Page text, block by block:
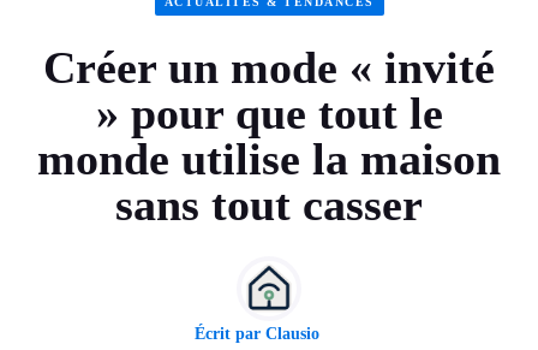
Créer un mode « invité
» pour que tout le
monde utilise la maison
sans tout casser
Écrit par Clausio